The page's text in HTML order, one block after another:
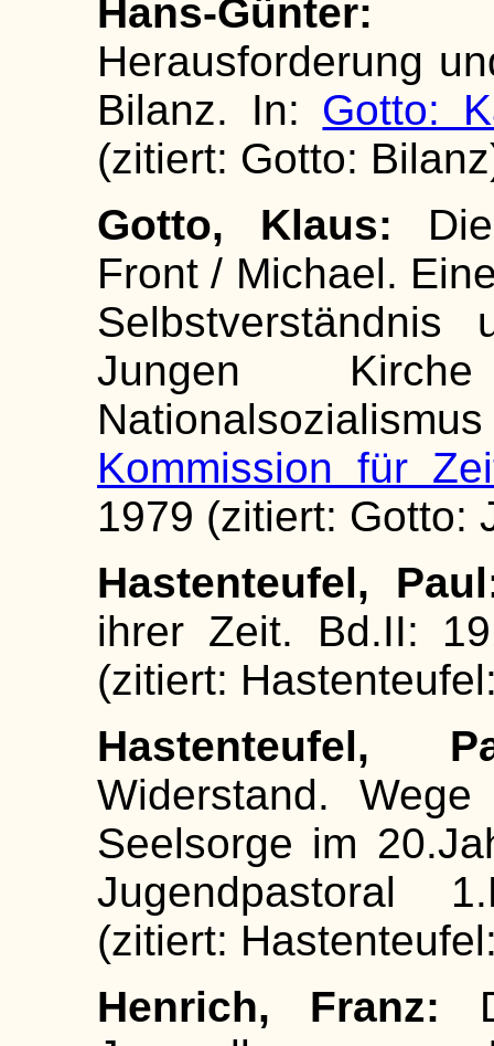
Hans-Günter:
Herausforderung
Bilanz. In: Gotto:
(zitiert: Gotto:
Gotto, Klaus:
Front / Michael.
Jungen
Kommission für
1979 (zitiert: Gotto:
Hastenteufel,
ihrer Zeit. Bd.II:
(zitiert:
Hastenteufel,
Widerstand.
Seelsorge im
Jugendpastoral
(zitiert:
Henrich, Franz: